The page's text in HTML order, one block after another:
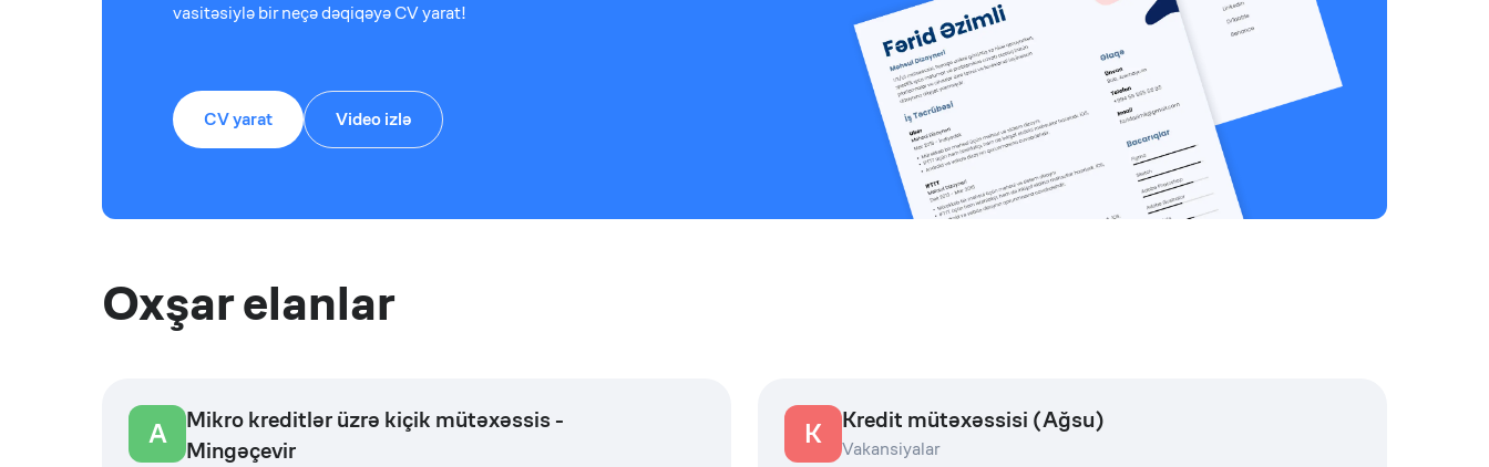
vasitəsiylə bir neçə dəqiqəyə CV yarat!
CV yarat Video izlə
Oxşar elanlar
A
Mikro kreditlər üzrə kiçik mütəxəssis -
Mingəçevir
K Kredit mütəxəssisi (Ağsu)
Vakansiyalar